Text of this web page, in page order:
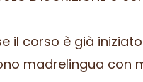
il corso è già
madrelingua con